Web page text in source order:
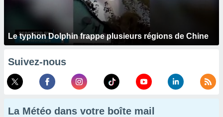
Le typhon Dolphin frappe plusieurs régions de Chine
Suivez-nous
La Météo dans votre boîte mail